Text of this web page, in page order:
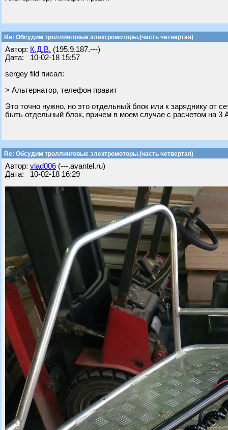
Re: Обсудим троллинговые электромоторы.(часть четвертая)
Автор: К.Д.В. (195.9.187.---)
Дата: 10-02-18 15:57
sergey fild писал:
> Альтернатор, телефон правит
Это точно нужно, но это отдельный блок или к заряднику от
быть отдельный блок, причем в моем случае с расчетом на 3
Re: Обсудим троллинговые электромоторы.(часть четвертая)
Автор: vlad006 (---.avantel.ru)
Дата: 10-02-18 16:29